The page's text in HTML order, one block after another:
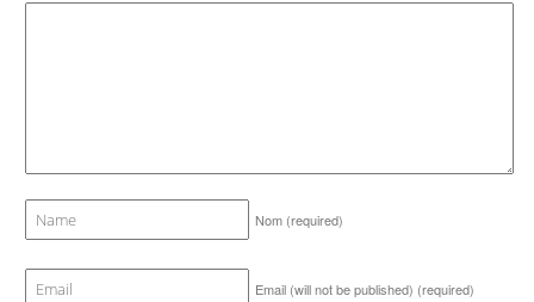
Nom (required)
Email (will not be published) (required)